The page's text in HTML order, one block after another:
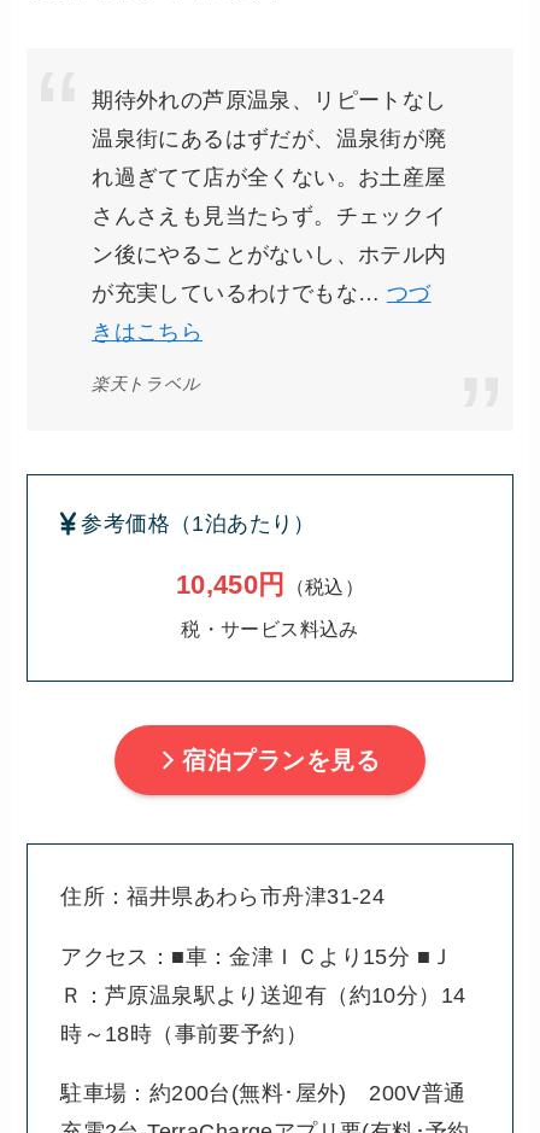
期待外れの芦原温泉、リピートなし
温泉街にあるはずだが、温泉街が廃
れ過ぎてて店が全くない。お土産屋
さんさえも見当たらず。チェックイ
ン後にやることがないし、ホテル内
が充実しているわけでもな… つづ
きはこちら
楽天トラベル
参考価格（1泊あたり）
10,450円
（税込）
税・サービス料込み
宿泊プランを見る
住所：福井県あわら市舟津31-24
アクセス：■車：金津ＩＣより15分 ■Ｊ
Ｒ：芦原温泉駅より送迎有（約10分）14
時～18時（事前要予約）
駐車場：約200台(無料･屋外) 200V普通